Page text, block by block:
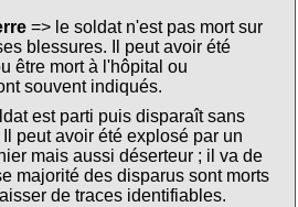
=> le soldat n'est pas mort sur
blessures. Il peut avoir été
être mort à l'hôpital ou
souvent indiqués.
est parti puis disparaît sans
peut avoir été explosé par un
mais aussi déserteur ; il va de
majorité des disparus sont morts
de traces identifiables.